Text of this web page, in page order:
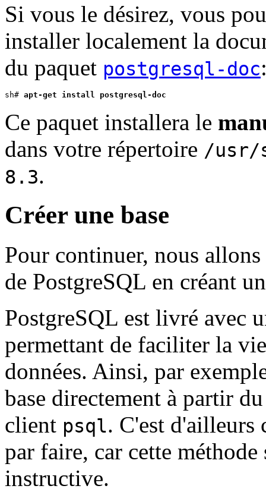
Si vous le désirez, vous
installer localement la
du paquet postgresql-doc
sh# apt-get install postgresql-doc
Ce paquet installera le
dans votre répertoire /usr/
8.3.
Créer une base
Pour continuer, nous
de PostgreSQL en créant
PostgreSQL est livré avec
permettant de faciliter la
données. Ainsi, par
base directement à partir
client psql. C'est d'ailleurs
par faire, car cette
instructive.